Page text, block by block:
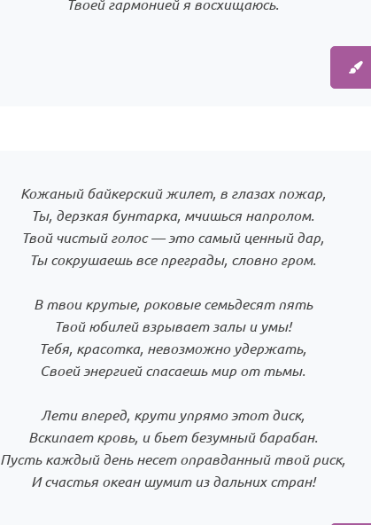
Кожаный байкерский жилет, в глазах пожар,
Ты, дерзкая бунтарка, мчишься напролом.
Твой чистый голос — это самый ценный дар,
Ты сокрушаешь все преграды, словно гром.
В твои крутые, роковые семьдесят пять
Твой юбилей взрывает залы и умы!
Тебя, красотка, невозможно удержать,
Своей энергией спасаешь мир от тьмы.
Лети вперед, крути упрямо этот диск,
Вскипает кровь, и бьет безумный барабан.
Пусть каждый день несет оправданный твой риск,
И счастья океан шумит из дальних стран!